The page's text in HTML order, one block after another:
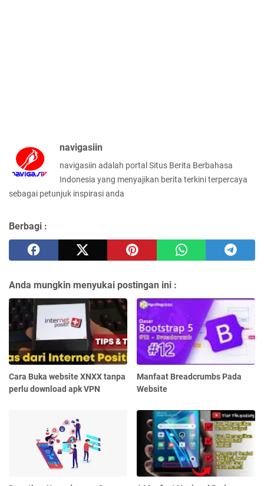
navigasiin
navigasiin adalah portal Situs Berita Berbahasa
Indonesia yang menyajikan berita terkini terpercaya
sebagai petunjuk inspirasi anda
Berbagi :
Anda mungkin menyukai postingan ini :
Cara Buka website XNXX tanpa
perlu download apk VPN
Manfaat Breadcrumbs Pada
Website